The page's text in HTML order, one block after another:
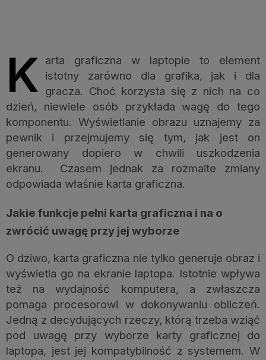
K arta graficzna w laptopie to element
istotny zarówno dla grafika, jak i dla
gracza. Choć korzysta się z nich na co
dzień, niewiele osób przykłada wagę do tego
komponentu. Wyświetlanie obrazu uznajemy za
pewnik i przejmujemy się tym, jak jest on
generowany dopiero w chwili uszkodzenia
ekranu. Czasem jednak za rozmaite zmiany
odpowiada właśnie karta graficzna.
Jakie funkcje pełni karta graficzna i na o
zwrócić uwagę przy jej wyborze
O dziwo, karta graficzna nie tylko generuje obraz i
wyświetla go na ekranie laptopa. Istotnie wpływa
też na wydajność komputera, a zwłaszcza
pomaga procesorowi w dokonywaniu obliczeń.
Jedną z decydujących rzeczy, którą trzeba wziąć
pod uwagę przy wyborze karty graficznej do
laptopa, jest jej kompatybilność z systemem. W